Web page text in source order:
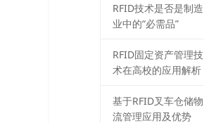
RFID技术是否是制造
业中的“必需品”
RFID固定资产管理技
术在高校的应用解析
基于RFID叉车仓储物
流管理应用及优势